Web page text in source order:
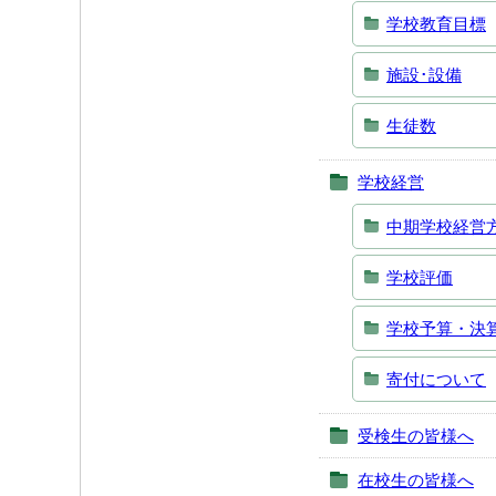
学校教育目標
施設･設備
生徒数
学校経営
中期学校経営
学校評価
学校予算・決
寄付について
受検生の皆様へ
在校生の皆様へ